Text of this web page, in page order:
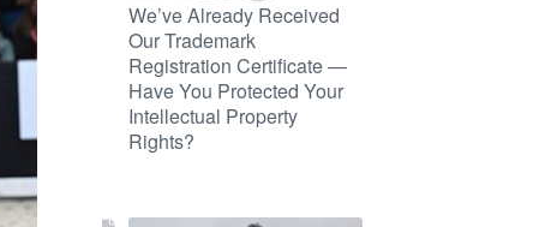
We’ve Already Received
Our Trademark
Registration Certificate —
Have You Protected Your
Intellectual Property
Rights?